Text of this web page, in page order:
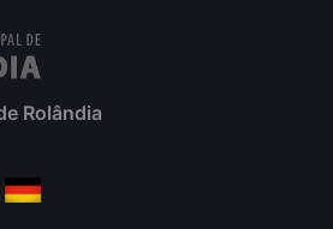
Rolândia